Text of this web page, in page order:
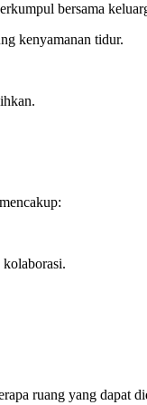
bersama
kenyamanan tidur.
ruang yang dapat